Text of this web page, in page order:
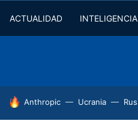
ACTUALIDAD
HOY SE HABLA DE
Anthropic Ucrania